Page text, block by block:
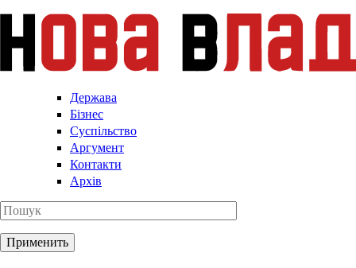
Держава
Бізнес
Суспільство
Аргумент
Контакти
Архів